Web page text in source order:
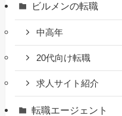
ビルメンの転職
中高年
20代向け転職
求人サイト紹介
転職エージェント